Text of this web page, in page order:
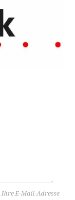
Ihre E-Mail-Adresse